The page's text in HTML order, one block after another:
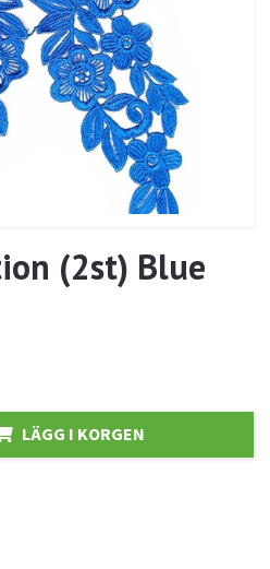
(2st) Blue
LÄGG I KORGEN